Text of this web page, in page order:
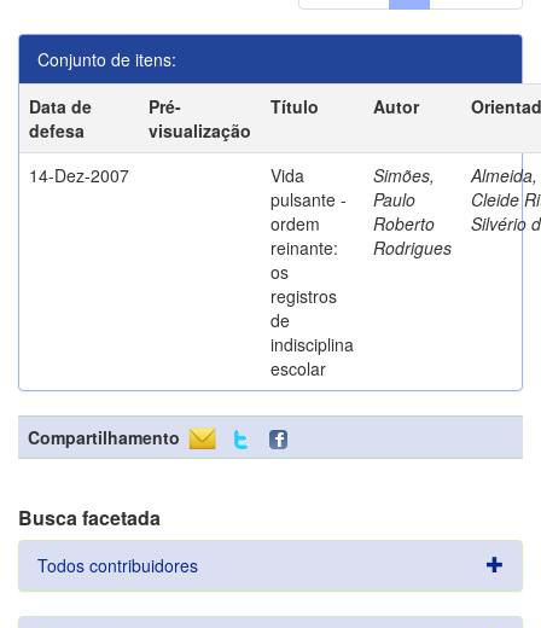
Conjunto de itens:
Data de
defesa
Pré-
visualização
Título Autor
14-Dez-2007
Vida
pulsante -
ordem
reinante:
os
registros
de
indisciplina
escolar
Simões,
Paulo
Roberto
Rodrigues
Almeida,
Cleide
Silvério
Compartilhamento
Busca facetada
Todos contribuidores